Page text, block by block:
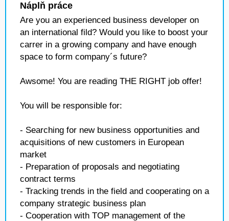
Náplň práce
Are you an experienced business developer on
an international fild? Would you like to boost your
carrer in a growing company and have enough
space to form company´s future?
Awsome! You are reading THE RIGHT job offer!
You will be responsible for:
- Searching for new business opportunities and
acquisitions of new customers in European
market
- Preparation of proposals and negotiating
contract terms
- Tracking trends in the field and cooperating on a
company strategic business plan
- Cooperation with TOP management of the